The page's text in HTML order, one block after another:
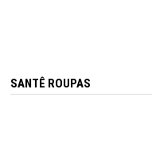
SANTÊ ROUPAS